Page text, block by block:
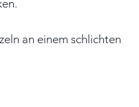
an einem schlichten